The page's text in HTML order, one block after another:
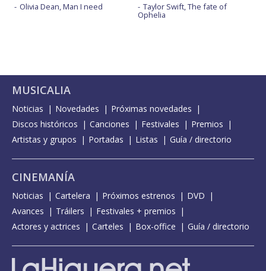
Olivia Dean, Man I need Taylor Swift, The fate of
Ophelia
MUSICALIA
Noticias Novedades
Próximas novedades
Discos históricos
Canciones Festivales
Premios
Artistas y grupos
Portadas Listas Guía / directorio
CINEMANÍA
Noticias Cartelera Próximos estrenos
DVD
Avances
Tráilers
Festivales + premios
Actores y actrices
Carteles Box-office Guía / directorio